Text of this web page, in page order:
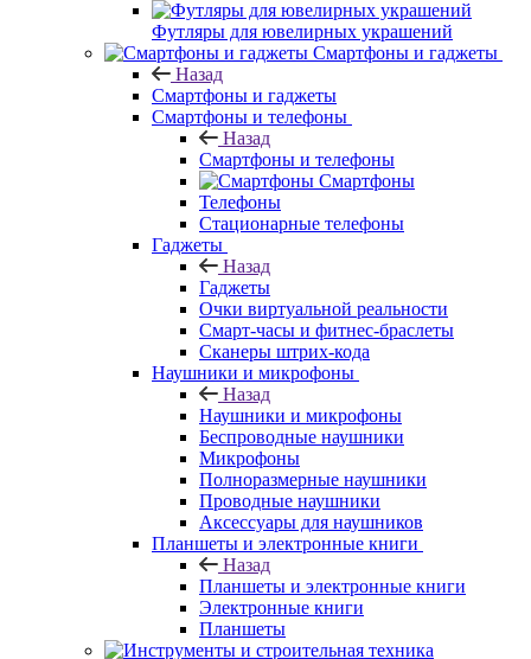
Футляры для ювелирных украшений
Смартфоны и гаджеты
Назад
Смартфоны и гаджеты
Смартфоны и телефоны
Назад
Смартфоны и телефоны
Смартфоны
Телефоны
Стационарные телефоны
Гаджеты
Назад
Гаджеты
Очки виртуальной реальности
Смарт-часы и фитнес-браслеты
Сканеры штрих-кода
Наушники и микрофоны
Назад
Наушники и микрофоны
Беспроводные наушники
Микрофоны
Полноразмерные наушники
Проводные наушники
Аксессуары для наушников
Планшеты и электронные книги
Назад
Планшеты и электронные книги
Электронные книги
Планшеты